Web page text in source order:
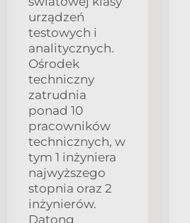
urządzeń
testowych i
analitycznych.
Ośrodek
techniczny
zatrudnia
ponad 10
pracowników
technicznych, w
tym 1 inżyniera
najwyższego
stopnia oraz 2
inżynierów.
Datong